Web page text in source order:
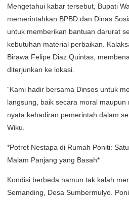
Mengetahui kabar tersebut, Bupati
memerintahkan BPBD dan Dinas
untuk memberikan bantuan darurat
kebutuhan material perbaikan.
Birawa Felipe Diaz Quintas,
diterjunkan ke lokasi.
“Kami hadir bersama Dinsos untuk
langsung, baik secara moral
nyata kehadiran pemerintah dalam
Wiku.
*Potret Nestapa di Rumah Poniti:
Malam Panjang yang Basah*
Kondisi berbeda namun tak kalah
Semanding, Desa Sumbermulyo.